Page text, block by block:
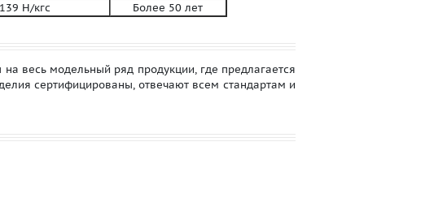
Н/кгс Более 50 лет
весь модельный ряд продукции, где предлагается
сертифицированы, отвечают всем стандартам и